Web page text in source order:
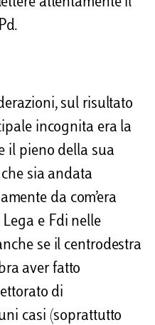
sul risultato
incognita era la
il pieno della sua
sia andata
da com’era
e Fdi nelle
se il centrodestra
aver fatto
di
casi (soprattutto